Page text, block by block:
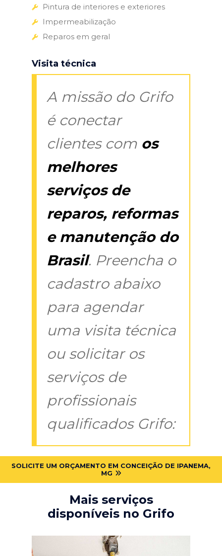
Pintura de interiores e exteriores
Impermeabilização
Reparos em geral
Visita técnica
A missão do Grifo
é conectar
clientes com os
melhores
serviços de
reparos, reformas
e manutenção do
Brasil. Preencha o
cadastro abaixo
para agendar
uma visita técnica
ou solicitar os
serviços de
profissionais
qualificados Grifo:
SOLICITE UM ORÇAMENTO EM CONCEIÇÃO DE IPANEMA,
MG
Mais serviços
disponíveis no Grifo